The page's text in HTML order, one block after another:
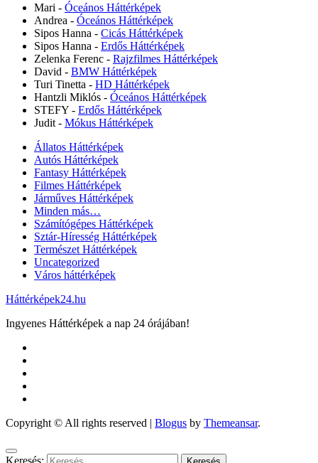
Mari - Óceános Háttérképek
Andrea - Óceános Háttérképek
Sipos Hanna - Cicás Háttérképek
Sipos Hanna - Erdős Háttérképek
Zelenka Ferenc - Rajzfilmes Háttérképek
David - BMW Háttérképek
Turi Tinetta - HD Háttérképek
Hantzli Miklós - Óceános Háttérképek
STEFY - Erdős Háttérképek
Judit - Mókus Háttérképek
Állatos Háttérképek
Autós Háttérképek
Fantasy Háttérképek
Filmes Háttérképek
Járműves Háttérképek
Minden más…
Számítógépes Háttérképek
Sztár-Híresség Háttérképek
Természet Háttérképek
Uncategorized
Város háttérképek
Háttérképek24.hu
Ingyenes Háttérképek a nap 24 órájában!
Copyright © All rights reserved | Blogus by Themeansar.
Keresés: